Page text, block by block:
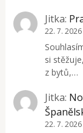
Jitka:
22. 7. 2026
si
z bytů,…
Jitka:
22. 7. 2026